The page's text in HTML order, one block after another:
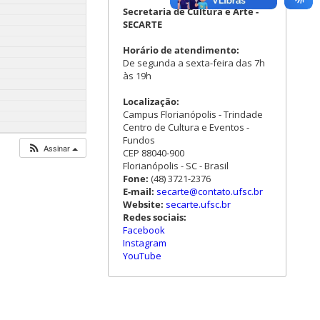
Assinar
Secretaria de Cultura e Arte -
SECARTE
Horário de atendimento:
De segunda a sexta-feira das 7h
às 19h
Localização:
Campus Florianópolis - Trindade
Centro de Cultura e Eventos -
Fundos
CEP 88040-900
Florianópolis - SC - Brasil
Fone: (48) 3721-2376
E-mail: secarte@contato.ufsc.br
Website: secarte.ufsc.br
Redes sociais:
Facebook
Instagram
YouTube